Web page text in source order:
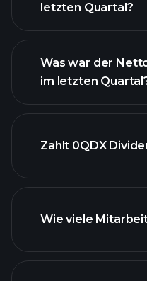
letzten Quartal?
Was war der
im letzten
Zahlt 0QDX
Wie viele